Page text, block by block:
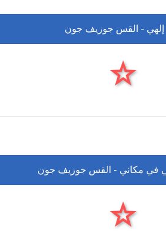
إلهي - القس جوزيف جون
في مكاني - القس جوزيف جون